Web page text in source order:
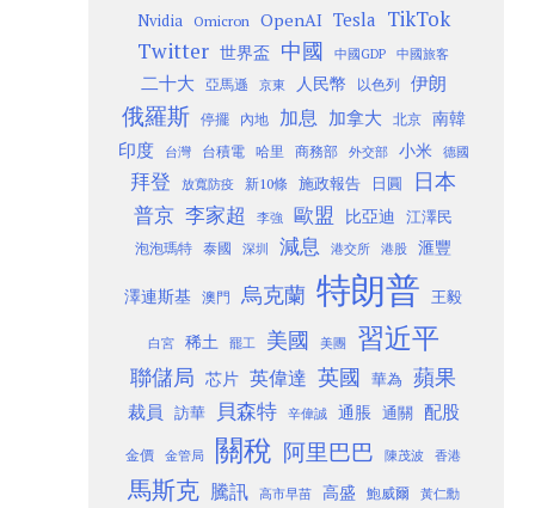
Nvidia Omicron OpenAI Tesla TikTok
Twitter 世界盃 中國 中國GDP 中國旅客
二十大 亞馬遜 京東 人民幣 以色列 伊朗
俄羅斯 停擺 內地 加息 加拿大 北京
南韓
印度
台灣 台積電 哈里 商務部 外交部 小米 德國
拜登 放寬防疫 新10條 施政報告 日圓 日本
普京 李家超 李強 歐盟 比亞迪 江澤民
泡泡瑪特 泰國 深圳 減息 港交所 港股 滙豐
澤連斯基 澳門 烏克蘭 特朗普 王毅
白宮 稀土 罷工 美國 美團 習近平
聯儲局 芯片 英偉達 英國 華為 蘋果
裁員 訪華 貝森特 辛偉誠 通脹 通關 配股
金價 金管局 關稅 阿里巴巴 陳茂波 香港
馬斯克 騰訊 高市早苗 高盛 鮑威爾 黃仁勳